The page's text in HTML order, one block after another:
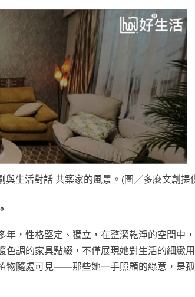
生活對話 共築家的風景。(圖／多麼文創提
，性格堅定、獨立，在整潔乾淨的空間中
調的家具點綴，不僅展現她對生活的細緻
物隨處可見——那些她一手照顧的綠意，是孤